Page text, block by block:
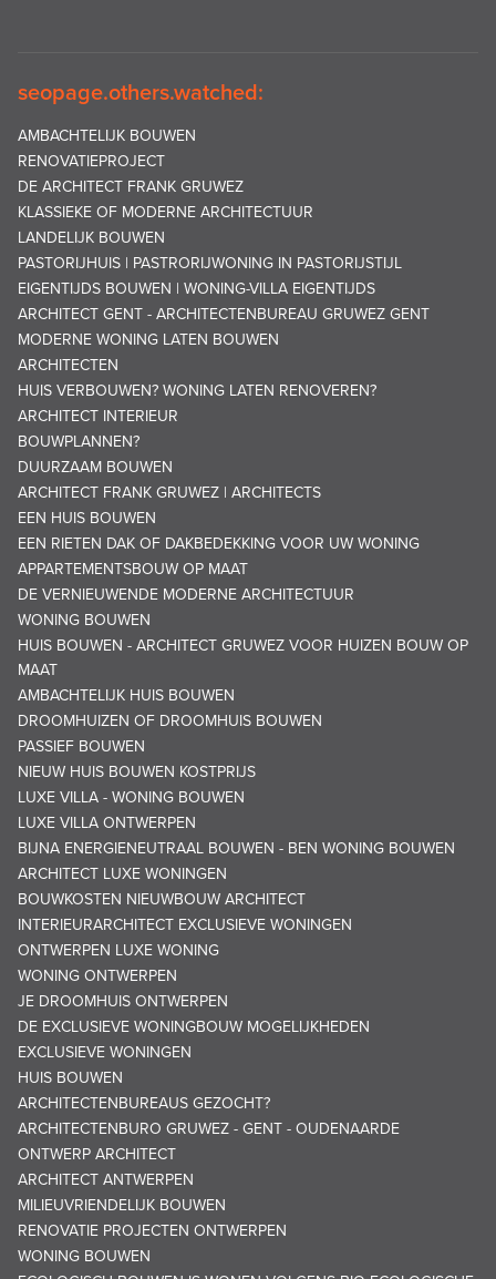
seopage.others.watched:
AMBACHTELIJK BOUWEN
RENOVATIEPROJECT
DE ARCHITECT FRANK GRUWEZ
KLASSIEKE OF MODERNE ARCHITECTUUR
LANDELIJK BOUWEN
PASTORIJHUIS | PASTRORIJWONING IN PASTORIJSTIJL
EIGENTIJDS BOUWEN | WONING-VILLA EIGENTIJDS
ARCHITECT GENT - ARCHITECTENBUREAU GRUWEZ GENT
MODERNE WONING LATEN BOUWEN
ARCHITECTEN
HUIS VERBOUWEN? WONING LATEN RENOVEREN?
ARCHITECT INTERIEUR
BOUWPLANNEN?
DUURZAAM BOUWEN
ARCHITECT FRANK GRUWEZ | ARCHITECTS
EEN HUIS BOUWEN
EEN RIETEN DAK OF DAKBEDEKKING VOOR UW WONING
APPARTEMENTSBOUW OP MAAT
DE VERNIEUWENDE MODERNE ARCHITECTUUR
WONING BOUWEN
HUIS BOUWEN - ARCHITECT GRUWEZ VOOR HUIZEN BOUW OP
MAAT
AMBACHTELIJK HUIS BOUWEN
DROOMHUIZEN OF DROOMHUIS BOUWEN
PASSIEF BOUWEN
NIEUW HUIS BOUWEN KOSTPRIJS
LUXE VILLA - WONING BOUWEN
LUXE VILLA ONTWERPEN
BIJNA ENERGIENEUTRAAL BOUWEN - BEN WONING BOUWEN
ARCHITECT LUXE WONINGEN
BOUWKOSTEN NIEUWBOUW ARCHITECT
INTERIEURARCHITECT EXCLUSIEVE WONINGEN
ONTWERPEN LUXE WONING
WONING ONTWERPEN
JE DROOMHUIS ONTWERPEN
DE EXCLUSIEVE WONINGBOUW MOGELIJKHEDEN
EXCLUSIEVE WONINGEN
HUIS BOUWEN
ARCHITECTENBUREAUS GEZOCHT?
ARCHITECTENBURO GRUWEZ - GENT - OUDENAARDE
ONTWERP ARCHITECT
ARCHITECT ANTWERPEN
MILIEUVRIENDELIJK BOUWEN
RENOVATIE PROJECTEN ONTWERPEN
WONING BOUWEN